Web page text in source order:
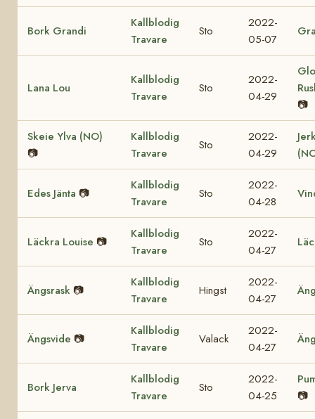
Bork Grandi
Kallblodig
Travare
Sto
2022-
05-07
Lana Lou
Kallblodig
Travare
Sto
2022-
04-29
📷
Skeie Ylva (NO)
📷
Kallblodig
Travare
Sto
2022-
04-29
Edes Jänta 📷
Kallblodig
Travare
Sto
2022-
04-28
Läckra Louise 📷
Kallblodig
Travare
Sto
2022-
04-27
Ängsrask 📷
Kallblodig
Travare
Hingst
2022-
04-27
Ängsvide 📷
Kallblodig
Travare
Valack
2022-
04-27
Bork Jerva
Kallblodig
Travare
Sto
2022-
04-25
📷